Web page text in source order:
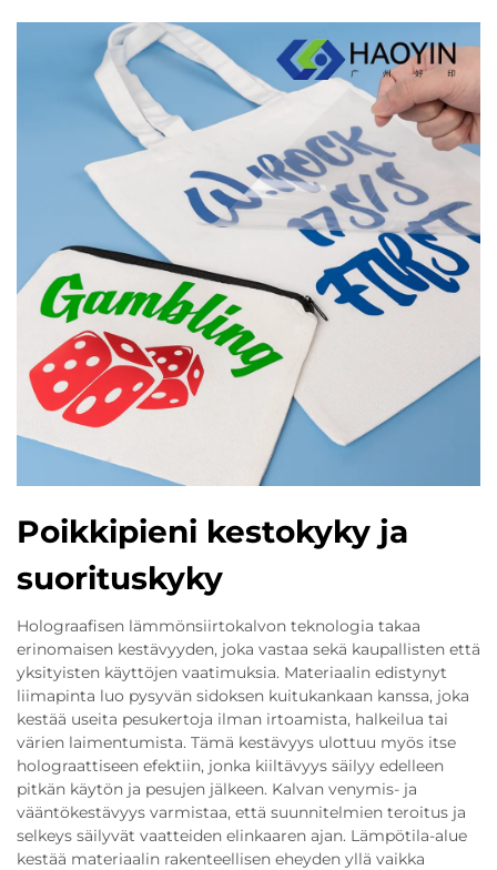
Poikkipieni kestokyky ja
suorituskyky
Holograafisen lämmönsiirtokalvon teknologia takaa
erinomaisen kestävyyden, joka vastaa sekä kaupallisten että
yksityisten käyttöjen vaatimuksia. Materiaalin edistynyt
liimapinta luo pysyvän sidoksen kuitukankaan kanssa, joka
kestää useita pesukertoja ilman irtoamista, halkeilua tai
värien laimentumista. Tämä kestävyys ulottuu myös itse
holograattiseen efektiin, jonka kiiltävyys säilyy edelleen
pitkän käytön ja pesujen jälkeen. Kalvan venymis- ja
vääntökestävyys varmistaa, että suunnitelmien teroitus ja
selkeys säilyvät vaatteiden elinkaaren ajan. Lämpötila-alue
kestää materiaalin rakenteellisen eheyden yllä vaikka